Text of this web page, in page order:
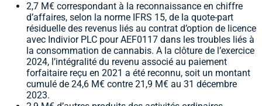
2,7 M€ correspondant à la reconnaissance en chiffre
d’affaires, selon la norme IFRS 15, de la quote-part
résiduelle des revenus liés au contrat d’option de licence
avec Indivior PLC pour AEF0117 dans les troubles liés à
la consommation de cannabis. A la clôture de l’exercice
2024, l’intégralité du revenu associé au paiement
forfaitaire reçu en 2021 a été reconnu, soit un montant
cumulé de 24,6 M€ contre 21,9 M€ au 31 décembre
2023.